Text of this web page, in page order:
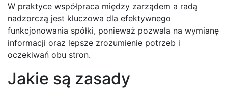
W praktyce współpraca między zarządem a radą
nadzorczą jest kluczowa dla efektywnego
funkcjonowania spółki, ponieważ pozwala na wymianę
informacji oraz lepsze zrozumienie potrzeb i
oczekiwań obu stron.
Jakie są zasady